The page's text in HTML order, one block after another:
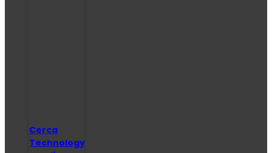
Cerca
Technology